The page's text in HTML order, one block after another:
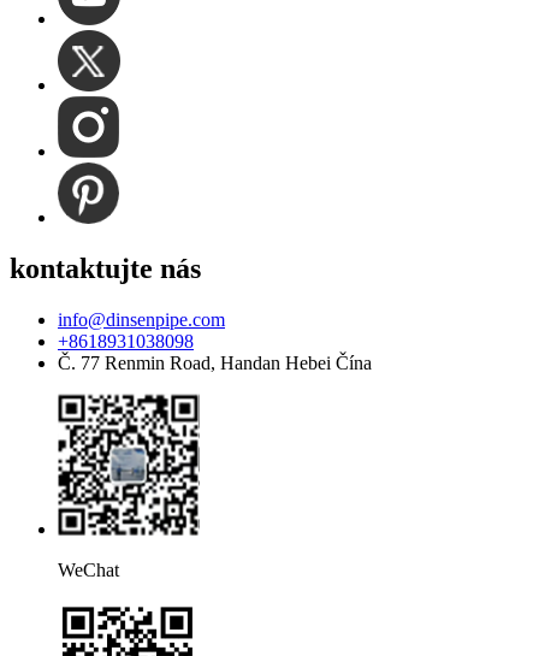
kontaktujte nás
info@dinsenpipe.com
+8618931038098
Č. 77 Renmin Road, Handan Hebei Čína
WeChat